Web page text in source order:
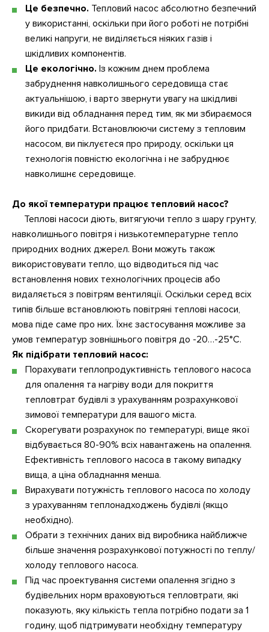
Це безпечно. Тепловий насос абсолютно безпечний
у використанні, оскільки при його роботі не потрібні
великі напруги, не виділяється ніяких газів і
шкідливих компонентів.
Це екологічно. Із кожним днем проблема
забруднення навколишнього середовища стає
актуальнішою, і варто звернути увагу на шкідливі
викиди від обладнання перед тим, як ми збираємося
його придбати. Встановлюючи систему з тепловим
насосом, ви піклуєтеся про природу, оскільки ця
технологія повністю екологічна і не забруднює
навколишнє середовище.
До якої температури працює тепловий насос?
Теплові насоси діють, витягуючи тепло з шару грунту,
навколишнього повітря і низькотемпературне тепло
природних водних джерел. Вони можуть також
використовувати тепло, що відводиться під час
встановлення нових технологічних процесів або
видаляється з повітрям вентиляції. Оскільки серед всіх
типів більше встановлюють повітряні теплові насоси,
мова піде саме про них. Їхнє застосування можливе за
умов температур зовнішнього повітря до -20…-25°C.
Як підібрати тепловий насос:
Порахувати теплопродуктивність теплового насоса
для опалення та нагріву води для покриття
тепловтрат будівлі з урахуванням розрахункової
зимової температури для вашого міста.
Скорегувати розрахунок по температурі, вище якої
відбувається 80-90% всіх навантажень на опалення.
Ефективність теплового насоса в такому випадку
вища, а ціна обладнання менша.
Вирахувати потужність теплового насоса по холоду
з урахуванням теплонадходжень будівлі (якщо
необхідно).
Обрати з технічних даних від виробника найближче
більше значення розрахункової потужності по теплу/
холоду теплового насоса.
Під час проектування системи опалення згідно з
будівельних норм враховуються тепловтрати, які
показують, яку кількість тепла потрібно подати за 1
годину, щоб підтримувати необхідну температуру